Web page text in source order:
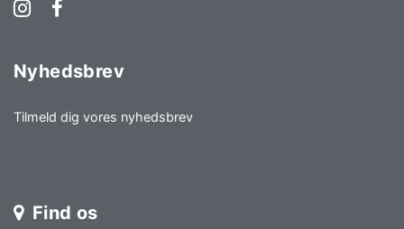
Nyhedsbrev
Tilmeld dig vores nyhedsbrev
Find os